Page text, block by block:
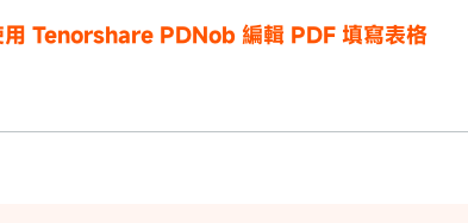
用 Tenorshare PDNob 編輯 PDF 填寫表格